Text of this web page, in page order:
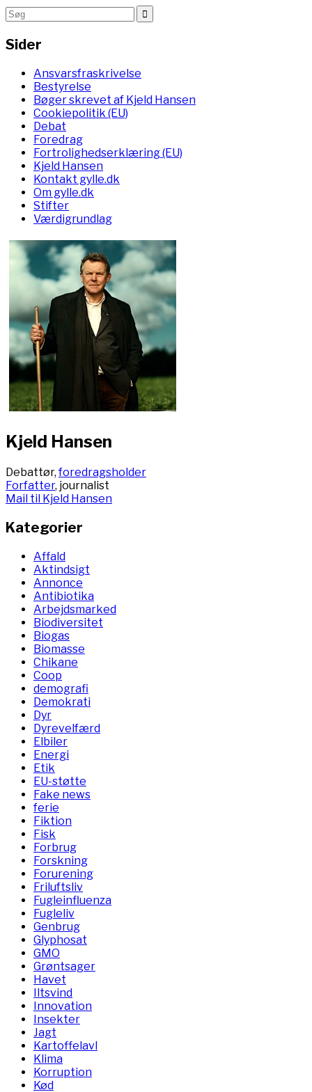
Sider
Ansvarsfraskrivelse
Bestyrelse
Bøger skrevet af Kjeld Hansen
Cookiepolitik (EU)
Debat
Foredrag
Fortrolighedserklæring (EU)
Kjeld Hansen
Kontakt gylle.dk
Om gylle.dk
Stifter
Værdigrundlag
Kjeld Hansen
Debattør,foredragsholder
Forfatter, journalist
Mail til Kjeld Hansen
Kategorier
Affald
Aktindsigt
Annonce
Antibiotika
Arbejdsmarked
Biodiversitet
Biogas
Biomasse
Chikane
Coop
demografi
Demokrati
Dyr
Dyrevelfærd
Elbiler
Energi
Etik
EU-støtte
Fake news
ferie
Fiktion
Fisk
Forbrug
Forskning
Forurening
Friluftsliv
Fugleinfluenza
Fugleliv
Genbrug
Glyphosat
GMO
Grøntsager
Havet
Iltsvind
Innovation
Insekter
Jagt
Kartoffelavl
Klima
Korruption
Kød